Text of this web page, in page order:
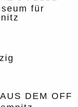
für
DEM OFF